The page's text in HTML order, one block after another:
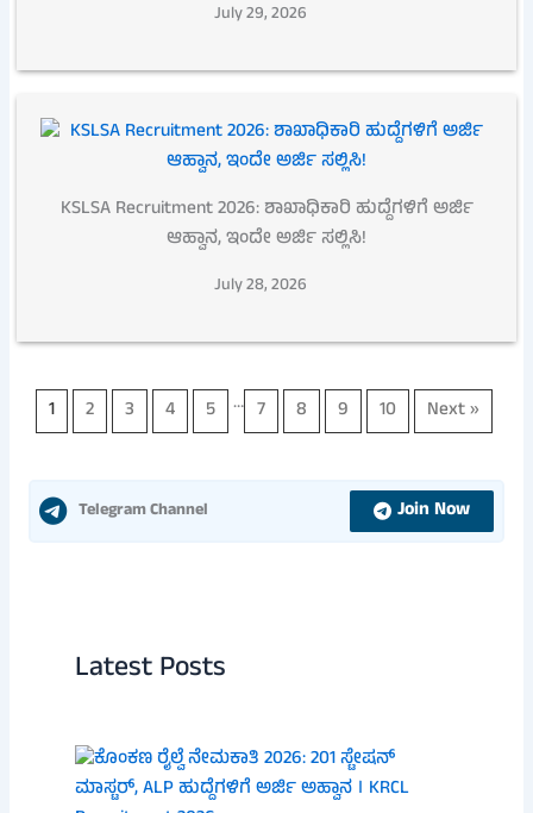
July 29, 2026
KSLSA Recruitment 2026: ಶಾಖಾಧಿಕಾರಿ ಹುದ್ದೆಗಳಿಗೆ ಅರ್ಜಿ
ಆಹ್ವಾನ, ಇಂದೇ ಅರ್ಜಿ ಸಲ್ಲಿಸಿ!
July 28, 2026
1 2 3 4 5 … 7 8 9 10 Next »
Telegram Channel Join Now
Latest Posts